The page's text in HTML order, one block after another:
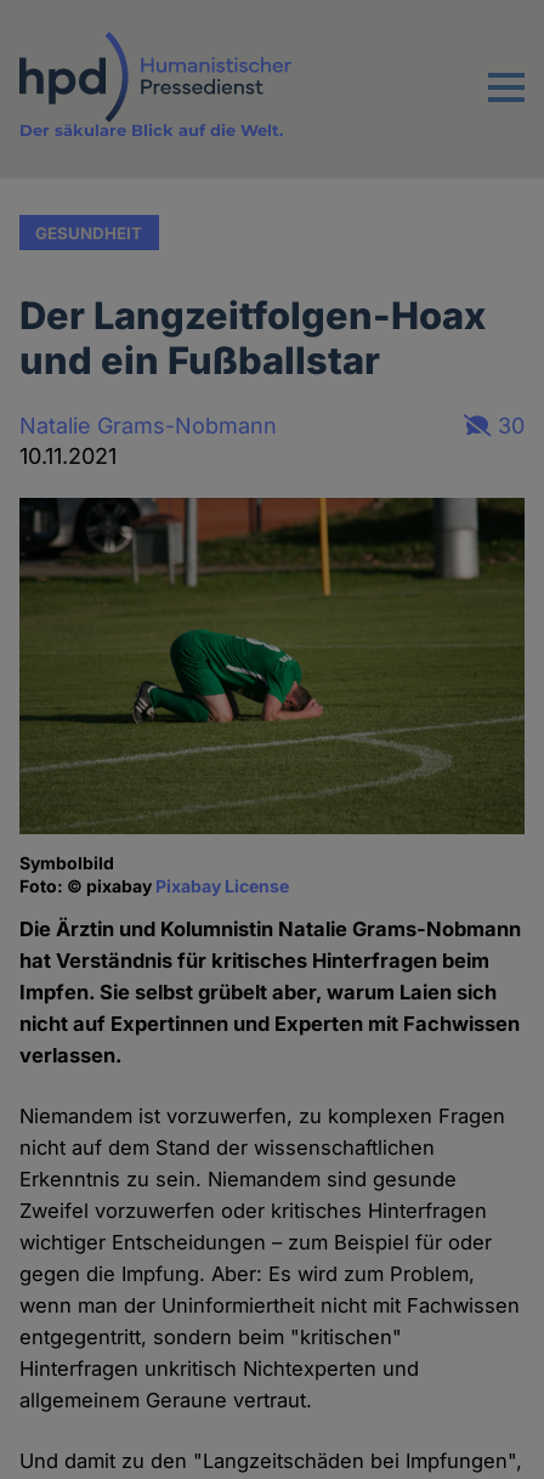
Inhalt
Menu
Der säkulare Blick auf die Welt.
GESUNDHEIT
Der Langzeitfolgen-Hoax
und ein Fußballstar
Natalie Grams-Nobmann
10.11.2021
30
Symbolbild
Foto: © pixabay Pixabay License
Die Ärztin und Kolumnistin Natalie Grams-Nobmann
hat Verständnis für kritisches Hinterfragen beim
Impfen. Sie selbst grübelt aber, warum Laien sich
nicht auf Expertinnen und Experten mit Fachwissen
verlassen.
Niemandem ist vorzuwerfen, zu komplexen Fragen
nicht auf dem Stand der wissenschaftlichen
Erkenntnis zu sein. Niemandem sind gesunde
Zweifel vorzuwerfen oder kritisches Hinterfragen
wichtiger Entscheidungen – zum Beispiel für oder
gegen die Impfung. Aber: Es wird zum Problem,
wenn man der Uninformiertheit nicht mit Fachwissen
entgegentritt, sondern beim "kritischen"
Hinterfragen unkritisch Nichtexperten und
allgemeinem Geraune vertraut.
Und damit zu den "Langzeitschäden bei Impfungen",